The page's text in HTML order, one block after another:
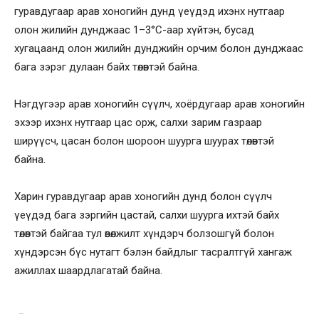
гуравдугаар арав хоногийн дунд үеүдэд ихэнх нутгаар
олон жилийн дунджаас 1–3°С-аар хүйтэн, бусад
хугацаанд олон жилийн дунджийн орчим болон дунджаас
бага зэрэг дулаан байх төлөвтэй байна.
Нэгдүгээр арав хоногийн сүүлч, хоёрдугаар арав хоногийн
эхээр ихэнх нутгаар цас орж, салхи зарим газраар
ширүүсч, цасан болон шороон шуурга шуурах төлөвтэй
байна.
Харин гуравдугаар арав хоногийн дунд болон сүүлч
үеүдэд бага зэргийн цастай, салхи шуурга ихтэй байх
төлөвтэй байгаа тул өвөлжилт хүндэрч болзошгүй болон
хүндэрсэн бүс нутагт бэлэн байдлыг тасралтгүй хангаж
ажиллах шаардлагатай байна.